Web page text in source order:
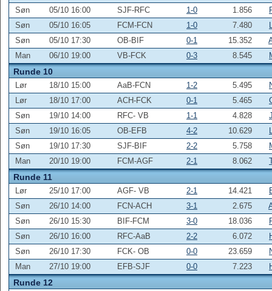
Søn
05/10 16:00 SJF-RFC 1-0 1.856
Søn
05/10 16:05 FCM-FCN 1-0 7.480
Søn
05/10 17:30 OB-BIF 0-1 15.352
Man
06/10 19:00 VB-FCK 0-3 8.545
Runde 10
Lør 18/10 15:00 AaB-FCN 1-2 5.495
Lør
18/10 17:00 ACH-FCK 0-1 5.465
Søn
19/10 14:00 RFC- VB 1-1 4.828
Søn
19/10 16:05 OB-EFB 4-2 10.629
Søn
19/10 17:30 SJF-BIF 2-2 5.758
Man
20/10 19:00 FCM-AGF 2-1 8.062
Runde 11
Lør 25/10 17:00 AGF- VB 2-1 14.421
Søn
26/10 14:00 FCN-ACH 3-1 2.675
Søn
26/10 15:30 BIF-FCM 3-0 18.036
Søn
26/10 16:00 RFC-AaB 2-2 6.072
Søn
26/10 17:30 FCK- OB 0-0 23.659
Man
27/10 19:00 EFB-SJF 0-0 7.223
Runde 12